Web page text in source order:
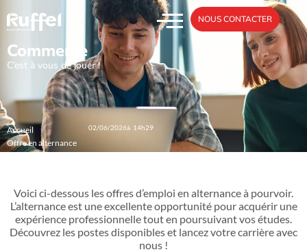
NOUS CONTACTER
Commerce
C’est à vous de jouer !
Accueil
Offre en alternance
02/06/2026à 14h29
Voici ci-dessous les offres d’emploi en alternance à pourvoir.
L’alternance est une excellente opportunité pour acquérir une
expérience professionnelle tout en poursuivant vos études.
Découvrez les postes disponibles et lancez votre carrière avec
nous !